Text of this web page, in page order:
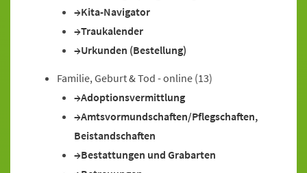
Kita-Navigator
Traukalender
Urkunden (Bestellung)
Familie, Geburt & Tod - online (13)
Adoptionsvermittlung
Amtsvormundschaften/Pflegschaften,
Beistandschaften
Bestattungen und Grabarten